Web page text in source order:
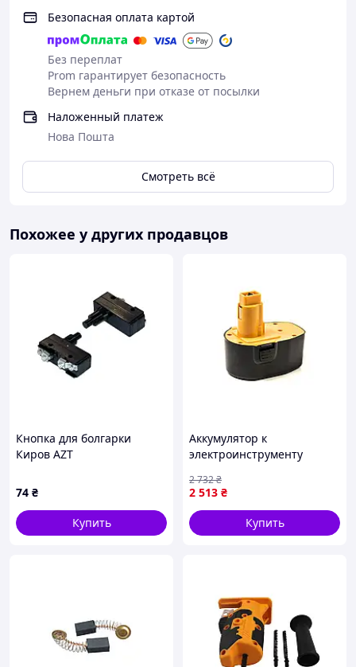
Безопасная оплата картой
Без переплат
Prom гарантирует безопасность
Вернем деньги при отказе от посылки
Наложенный платеж
Нова Пошта
Смотреть всё
Похожее у других продавцов
Кнопка для болгарки
Киров AZT
74 ₴
Купить
Аккумулятор к
электроинструменту
DE-14 14.4V 3Ah NIMH
(TB920594) — Доступный
2 513 ₴
2 732₴
Купить